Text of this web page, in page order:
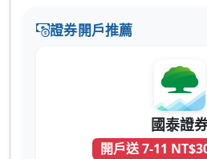
證券開戶推薦
國泰證
開戶送 7-11